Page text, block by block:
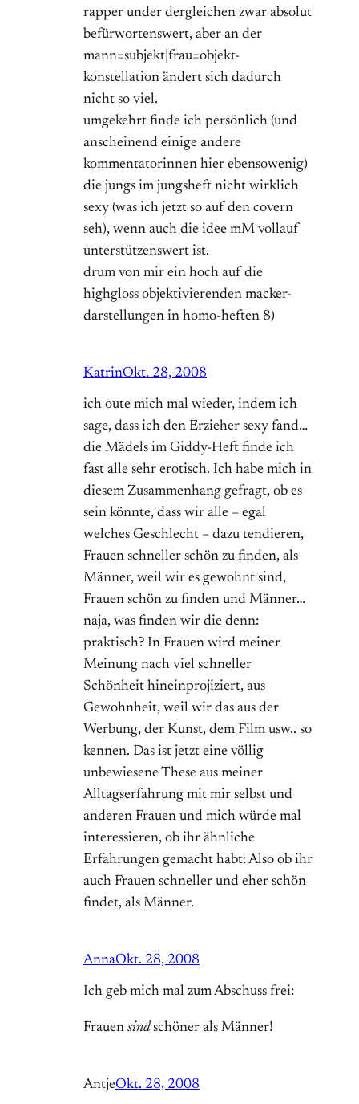
rapper under dergleichen zwar absolut
befürwortenswert, aber an der
mann=subjekt|frau=objekt-
konstellation ändert sich dadurch
nicht so viel.
umgekehrt finde ich persönlich (und
anscheinend einige andere
kommentatorinnen hier ebensowenig)
die jungs im jungsheft nicht wirklich
sexy (was ich jetzt so auf den covern
seh), wenn auch die idee mM vollauf
unterstützenswert ist.
drum von mir ein hoch auf die
highgloss objektivierenden macker-
darstellungen in homo-heften 8)
KatrinOkt. 28, 2008
ich oute mich mal wieder, indem ich
sage, dass ich den Erzieher sexy fand…
die Mädels im Giddy-Heft finde ich
fast alle sehr erotisch. Ich habe mich in
diesem Zusammenhang gefragt, ob es
sein könnte, dass wir alle – egal
welches Geschlecht – dazu tendieren,
Frauen schneller schön zu finden, als
Männer, weil wir es gewohnt sind,
Frauen schön zu finden und Männer…
naja, was finden wir die denn:
praktisch? In Frauen wird meiner
Meinung nach viel schneller
Schönheit hineinprojiziert, aus
Gewohnheit, weil wir das aus der
Werbung, der Kunst, dem Film usw.. so
kennen. Das ist jetzt eine völlig
unbewiesene These aus meiner
Alltagserfahrung mit mir selbst und
anderen Frauen und mich würde mal
interessieren, ob ihr ähnliche
Erfahrungen gemacht habt: Also ob ihr
auch Frauen schneller und eher schön
findet, als Männer.
AnnaOkt. 28, 2008
Ich geb mich mal zum Abschuss frei:
Frauen sindschöner als Männer!
AntjeOkt. 28, 2008